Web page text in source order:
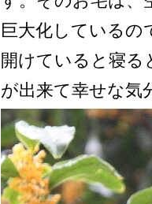
巨大化しているの
開けていると寝
が出来て幸せな気